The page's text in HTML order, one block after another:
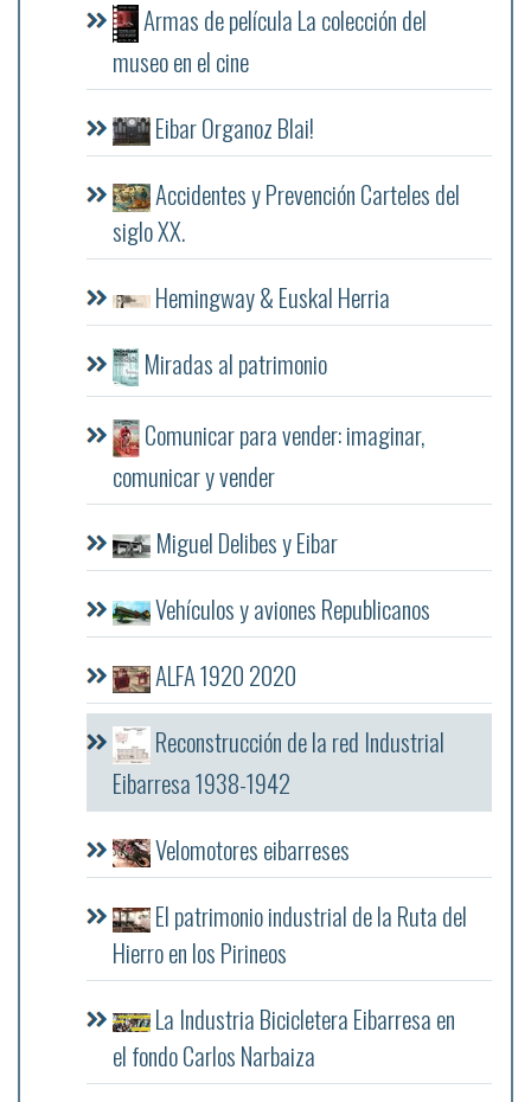
Armas de película La colección del
museo en el cine
Eibar Organoz Blai!
Accidentes y Prevención Carteles del
siglo XX.
Hemingway & Euskal Herria
Miradas al patrimonio
Comunicar para vender: imaginar,
comunicar y vender
Miguel Delibes y Eibar
Vehículos y aviones Republicanos
ALFA 1920 2020
Reconstrucción de la red Industrial
Eibarresa 1938-1942
Velomotores eibarreses
El patrimonio industrial de la Ruta del
Hierro en los Pirineos
La Industria Bicicletera Eibarresa en
el fondo Carlos Narbaiza